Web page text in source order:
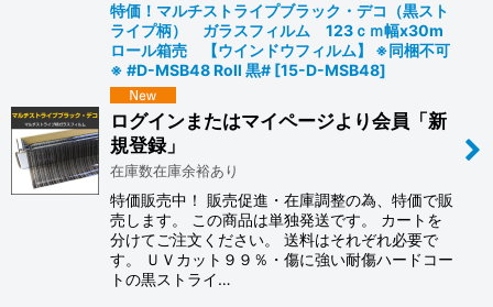
特価！マルチストライプブラック・デコ（黒スト
ライプ柄） ガラスフィルム 123ｃｍ幅x30m
ロール箱売 【ウインドウフィルム】 ※同梱不可
※ #D-MSB48 Roll 黒# [15-D-MSB48]
ログインまたはマイページより会員「新
規登録」
在庫数在庫余裕あり
特価販売中！ 販売促進・在庫調整の為、特価で販
売します。 この商品は単独発送です。 カートを
分けてご注文ください。 送料はそれぞれ必要で
す。 ＵＶカット９９％・傷に強い耐傷ハードコー
トの黒ストライ…